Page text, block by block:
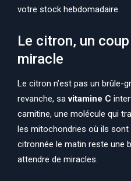
votre stock hebdomadaire.
Le citron, un
miracle
Le citron n’est pas un brûle-
revanche, savitamine C
carnitine, une molécule qui
les mitochondries où ils sont
citronnée le matin reste une
attendre de miracles.